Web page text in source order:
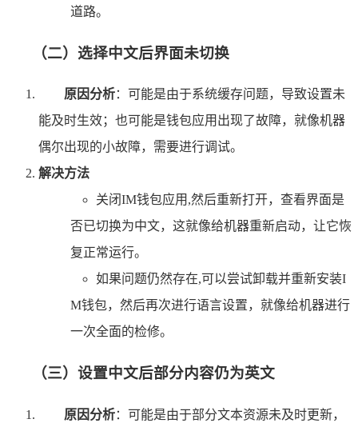
道路。
（二）选择中文后界面未切换
原因分析：可能是由于系统缓存问题，导致设置未
能及时生效；也可能是钱包应用出现了故障，就像机器
偶尔出现的小故障，需要进行调试。
解决方法
关闭IM钱包应用,然后重新打开，查看界面是
否已切换为中文，这就像给机器重新启动，让它恢
复正常运行。
如果问题仍然存在,可以尝试卸载并重新安装I
M钱包，然后再次进行语言设置，就像给机器进行
一次全面的检修。
（三）设置中文后部分内容仍为英文
原因分析：可能是由于部分文本资源未及时更新，